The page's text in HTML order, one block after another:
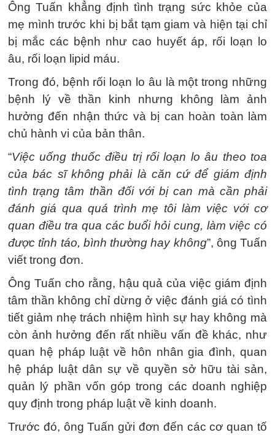
Ông Tuấn khẳng định tình trạng sức khỏe của
mẹ mình trước khi bị bắt tạm giam và hiện tại chỉ
bị mắc các bệnh như cao huyết áp, rối loạn lo
âu, rối loạn lipid máu.
Trong đó, bệnh rối loạn lo âu là một trong những
bệnh lý về thần kinh nhưng không làm ảnh
hưởng đến nhận thức và bị can hoàn toàn làm
chủ hành vi của bản thân.
“Việc uống thuốc điều trị rối loạn lo âu theo toa
của bác sĩ không phải là căn cứ để giám định
tình trạng tâm thần đối với bị can mà cần phải
đánh giá qua quá trình mẹ tôi làm việc với cơ
quan điều tra qua các buổi hỏi cung, làm việc có
được tỉnh táo, bình thường hay không”, ông Tuấn
viết trong đơn.
Ông Tuấn cho rằng, hậu quả của việc giám định
tâm thần không chỉ dừng ở việc đánh giá có tình
tiết giảm nhẹ trách nhiệm hình sự hay không mà
còn ảnh hưởng đến rất nhiều vấn đề khác, như
quan hệ pháp luật về hôn nhân gia đình, quan
hệ pháp luật dân sự về quyền sở hữu tài sản,
quản lý phần vốn góp trong các doanh nghiệp
quy định trong pháp luật về kinh doanh.
Trước đó, ông Tuấn gửi đơn đến các cơ quan tố